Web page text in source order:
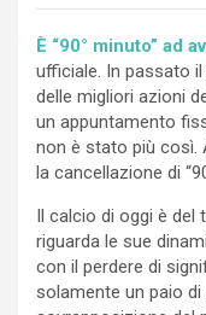
È “90° minuto” ad
ufficiale. In passato
delle migliori azioni
un appuntamento
non è stato più così.
la cancellazione di
Il calcio di oggi è del
riguarda le sue
con il perdere di
solamente un paio